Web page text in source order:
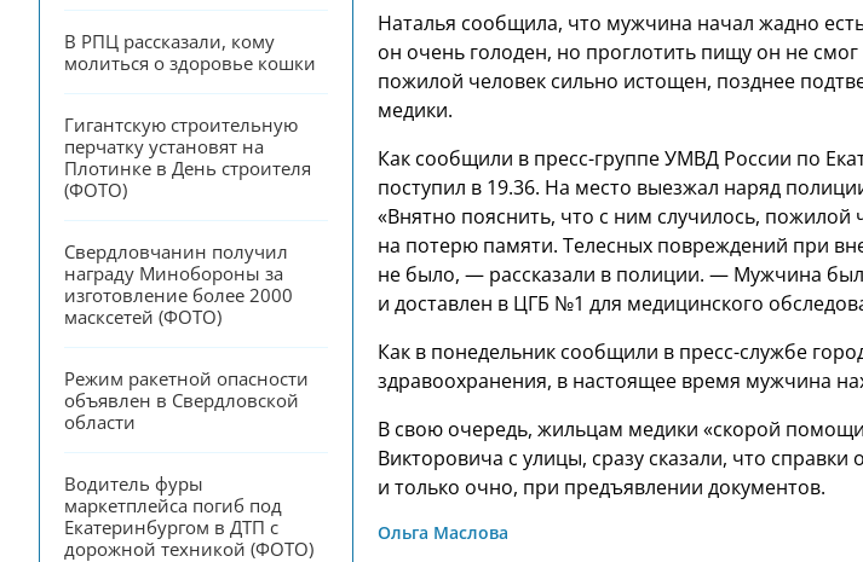
В РПЦ рассказали, кому
молиться о здоровье кошки
Гигантскую строительную
перчатку установят на
Плотинке в День строителя
(ФОТО)
Свердловчанин получил
награду Минобороны за
изготовление более 2000
масксетей (ФОТО)
Режим ракетной опасности
объявлен в Свердловской
области
Водитель фуры
маркетплейса погиб под
Екатеринбургом в ДТП с
дорожной техникой (ФОТО)
Наталья сообщила, что мужчина начал жадно
он очень голоден, но проглотить пищу он не
пожилой человек сильно истощен, позднее
медики.
Как сообщили в пресс-группе УМВД России по
поступил в 19.36. На место выезжал наряд
«Внятно пояснить, что с ним случилось, пожилой
на потерю памяти. Телесных повреждений при
не было, — рассказали в полиции. — Мужчина
и доставлен в ЦГБ №1 для медицинского
Как в понедельник сообщили в пресс-службе
здравоохранения, в настоящее время мужчина
В свою очередь, жильцам медики «скорой
Викторовича с улицы, сразу сказали, что
и только очно, при предъявлении документов.
Ольга Маслова